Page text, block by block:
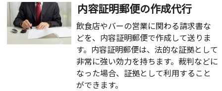
内容証明郵便の作成代行
飲食店やバーの営業に関わる請求書な
どを、内容証明郵便で作成して送りま
す。内容証明郵便は、法的な証拠として
非常に強い効力を持ちます。裁判などに
なった場合、証拠として利用すること
ができます。